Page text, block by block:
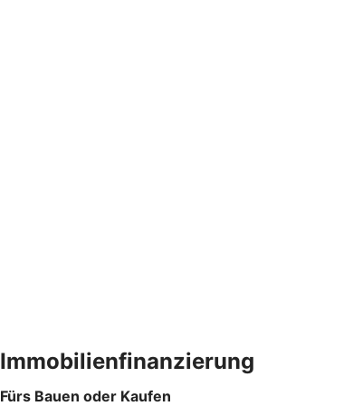
Immobilienfinanzierung
Fürs Bauen oder Kaufen